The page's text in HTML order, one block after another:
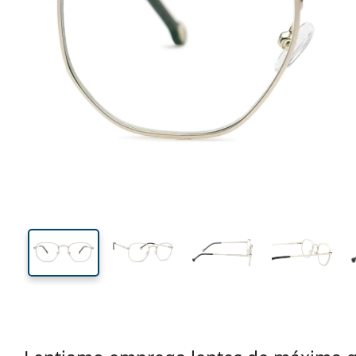
Calibre total dos óculos
44 mm
Comprimento do cristal
51 mm
Calibre do cristal